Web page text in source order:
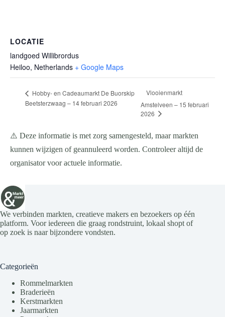
LOCATIE
landgoed Willibrordus
Heiloo, Netherlands + Google Maps
Hobby- en Cadeaumarkt De Buorskip
Beetsterzwaag – 14 februari 2026
Vlooienmarkt
Amstelveen – 15 februari
2026
⚠️ Deze informatie is met zorg samengesteld, maar markten
kunnen wijzigen of geannuleerd worden. Controleer altijd de
organisator voor actuele informatie.
We verbinden markten, creatieve makers en bezoekers op één
platform. Voor iedereen die graag rondstruint, lokaal shopt of
op zoek is naar bijzondere vondsten.
Categorieën
Rommelmarkten
Braderieën
Kerstmarkten
Jaarmarkten